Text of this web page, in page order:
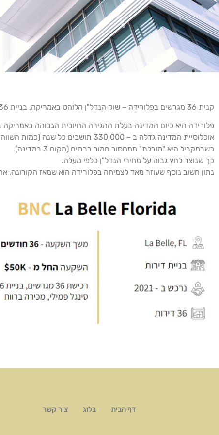
קנית 36 מגרשים בפלורידה – שוק הנדל"ן הלוהט באמריקה, בניית 36 בתים פרטיים ומכירתם ברווח.
פלורידה היא כיום המדינה בעלת ההגירה החיובית הגבוהה באמריקה ב – 5 השנים
אוכלוסיית המדינה גדלה ב – 330,000 תושבים כל שנה (כמות השווה לאוכ' של אורלנדו)
כשבמקביל היא "סובלת" ממחסור חמור בבתים (מקום 3 במדינה).
כך שנוצר לחץ גבוה על מחירי הנדל"ן כלפי מעלה.
נתון חשוב נוסף שעוזר מאד לצמיחה בפלורידה הוא שמאז הקורונה,
דף הבית בלוג צור קשר